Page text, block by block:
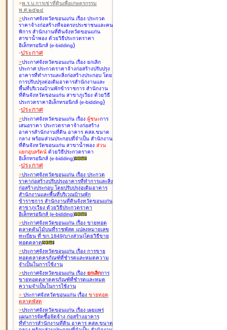
>พ.ร.บ.การเช่าที่ดินเพื่อเกษตรกรรม
พ.ศ.๒๕๒๔
>ประกาศจังหวัดขอนแก่น เรื่อง ประกวด
ราคาจ้างก่อสร้างที่จอดรถประชาชนและคน
พิการ สำนักงานที่ดินจังหวัดขอนแก่น
สาขาน้ำพอง ด้วยวิธีประกวดราคา
อิเล็กทรอนิกส์ (e-bidding)
-ประกาศ
>ประกาศจังหวัดขอนแก่น เรื่อง ยกเลิก
ประกาศ ประกวดราคาจ้างก่อสร้างปรับปรุง
อาคารที่ทำการและสิ่งก่อสร้างประกอบ โดย
การปรับปรุงต่อเติมอาคารสำนักงานและ
พื้นที่บริเวณบ้านพักข้าราชการ สำนักงาน
ที่ดินจังหวัดขอนแก่น สาขาภูเวียง ด้วยวิธี
ประกวดราคาอิเล็กทรอนิกส์ (e-bidding)
-ประกาศ
>ประกาศจังหวัดขอนแก่น เรื่อง ผู้ชนะการ
เสนอราคา ประกวดราคาจ้างก่อสร้าง
อาคารสำนักงานที่ดิน อาคาร คสล.ขนาด
กลาง พร้อมส่วนประกอบที่จำเป็น สำนักงาน
ที่ดินจังหวัดขอนแก่น สาขาน้ำพอง ส่วน
แยกอุบลรัตน์ ด้วยวิธีประกวดราคา
อิเล็กทรอนิกส์ (e-bidding)
-ประกาศ
>ประกาศจังหวัดขอนแก่น เรื่อง ประกวด
ราคาก่อสร้างปรับปรุงอาคารที่ทำการและสิ่ง
ก่อสร้างประกอบ โดยปรับปรุง่อเติมอาคาร
สำนักงานและพื้นที่บริเวณบ้านพัก
ข้าราชการ สำนักงานที่ดินจังหวัดขอนแก่น
สาขาภูเวียง ด้วยวิธีประกวดราคา
อิเล็กทรอนิกส์ (e-bidding)
>ประกาศจังหวัดขอนแก่น เรื่อง ขายทอด
ตลาดต้นไม้บนที่ราชพัสดุ แปลงหมายเลข
ทะเบียน ที่ ขก.1849(บางส่วน)โดยวิธีขาย
ทอดตลาด
>ประกาศจังหวัดขอนแก่น เรื่อง การขาย
ทอดตลาดครุภัณฑ์ที่ชำรุดและหมดความ
จำเป็นในการใช้งาน
>ประกาศจังหวัดขอนแก่น เรื่อง ยกเลิกการ
ขายทอดตลาดครุภัณฑ์ที่ชำรุดและหมด
ความจำเป็นในการใช้งาน
> ประกาศจังหวัดขอนแก่น เรื่อง ขายทอด
ตลาดพัสดุ
>ประกาศจังหวัดขอนแก่น เรื่อง เผยแพร่
แผนการจัดซื้อจัดจ้าง ก่อสร้างอาคาร
ที่ทำการสำนักงานที่ดิน อาคาร คสล.ขนาด